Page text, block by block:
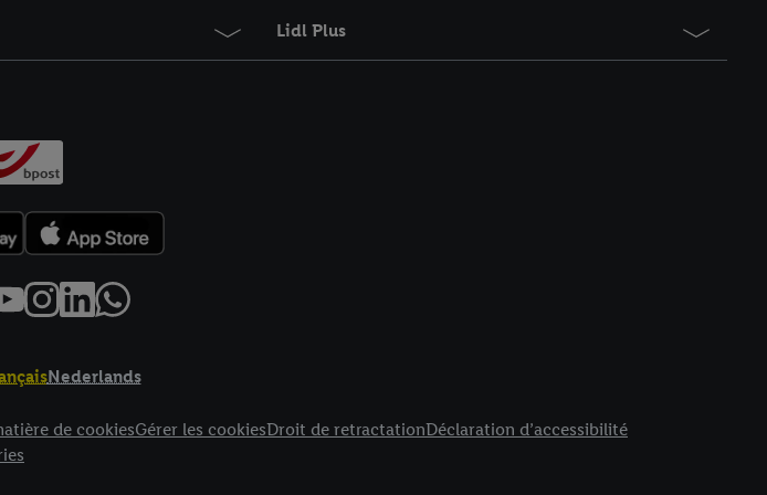
Lidl Plus
Nederlands
de cookiesGérer les cookiesDroit de retractationDéclaration d’accessibilité